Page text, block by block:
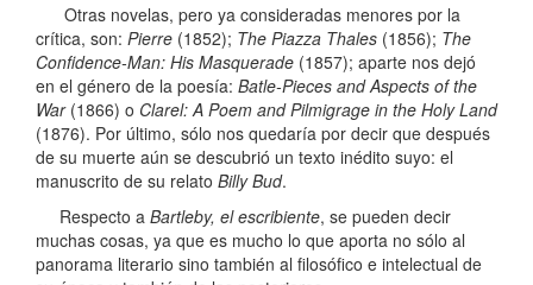
Otras novelas, pero ya consideradas menores por la
crítica, son: Pierre (1852); The Piazza Thales (1856); The
Confidence-Man: His Masquerade (1857); aparte nos dejó
en el género de la poesía: Batle-Pieces and Aspects of the
War(1866) o Clarel: A Poem and Pilmigrage in the Holy Land
(1876). Por último, sólo nos quedaría por decir que después
de su muerte aún se descubrió un texto inédito suyo: el
manuscrito de su relato Billy Bud.
Respecto a Bartleby, el escribiente, se pueden decir
muchas cosas, ya que es mucho lo que aporta no sólo al
panorama literario sino también al filosófico e intelectual de